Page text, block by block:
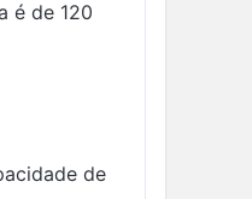
é de 120
de